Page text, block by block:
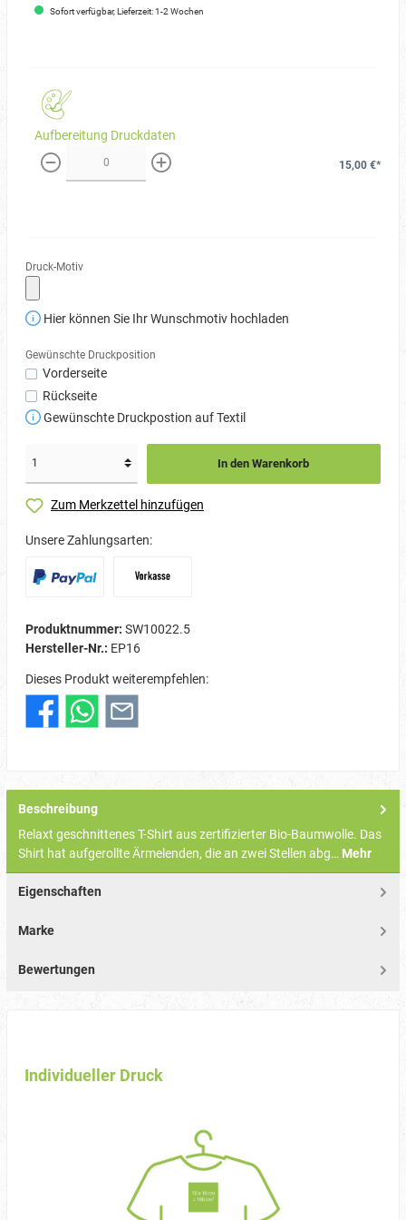
Sofort verfügbar, Lieferzeit: 1-2 Wochen
Aufbereitung Druckdaten
weniger mehr
15,00 €*
Druck-Motiv
Hier können Sie Ihr Wunschmotiv hochladen
Gewünschte Druckposition
Vorderseite
Rückseite
Gewünschte Druckpostion auf Textil
In den Warenkorb
Zum Merkzettel hinzufügen
Unsere Zahlungsarten:
Produktnummer: SW10022.5
Hersteller-Nr.: EP16
Dieses Produkt weiterempfehlen:
Beschreibung
Relaxt geschnittenes T-Shirt aus zertifizierter Bio-Baumwolle. Das
Shirt hat aufgerollte Ärmelenden, die an zwei Stellen abg… Mehr
Eigenschaften
Marke
Bewertungen
Individueller Druck